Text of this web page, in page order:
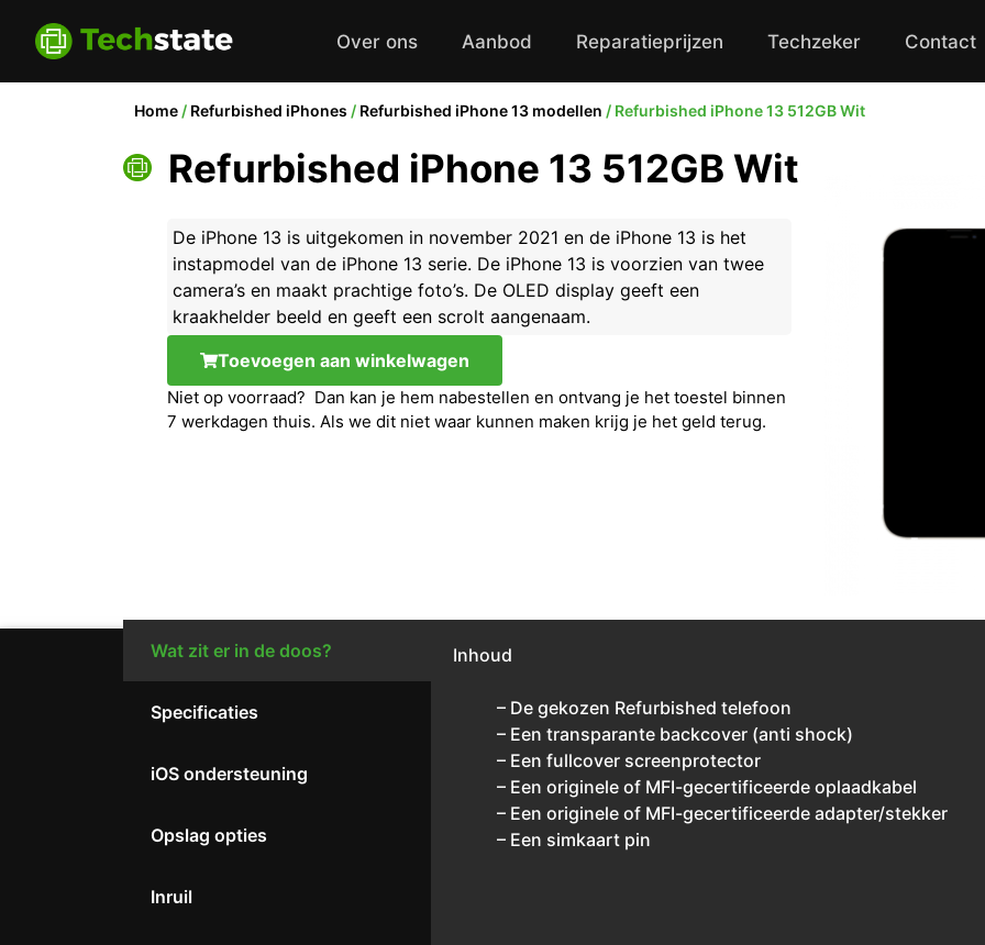
Over ons Aanbod Reparatieprijzen Techzeker Contact
Home / Refurbished iPhones / Refurbished iPhone 13 modellen / Refurbished iPhone 13 512GB Wit
Refurbished iPhone 13 512GB Wit
De iPhone 13 is uitgekomen in november 2021 en de iPhone 13 is het
instapmodel van de iPhone 13 serie. De iPhone 13 is voorzien van twee
camera’s en maakt prachtige foto’s. De OLED display geeft een
kraakhelder beeld en geeft een scrolt aangenaam.
Toevoegen aan winkelwagen
Niet op voorraad? Dan kan je hem nabestellen en ontvang je het toestel binnen
7 werkdagen thuis. Als we dit niet waar kunnen maken krijg je het geld terug.
Wat zit er in de doos?
Specificaties
iOS ondersteuning
Opslag opties
Inruil
Inhoud
– De gekozen Refurbished telefoon
– Een transparante backcover (anti shock)
– Een fullcover screenprotector
– Een originele of MFI-gecertificeerde oplaadkabel
– Een originele of MFI-gecertificeerde adapter/stekker
– Een simkaart pin